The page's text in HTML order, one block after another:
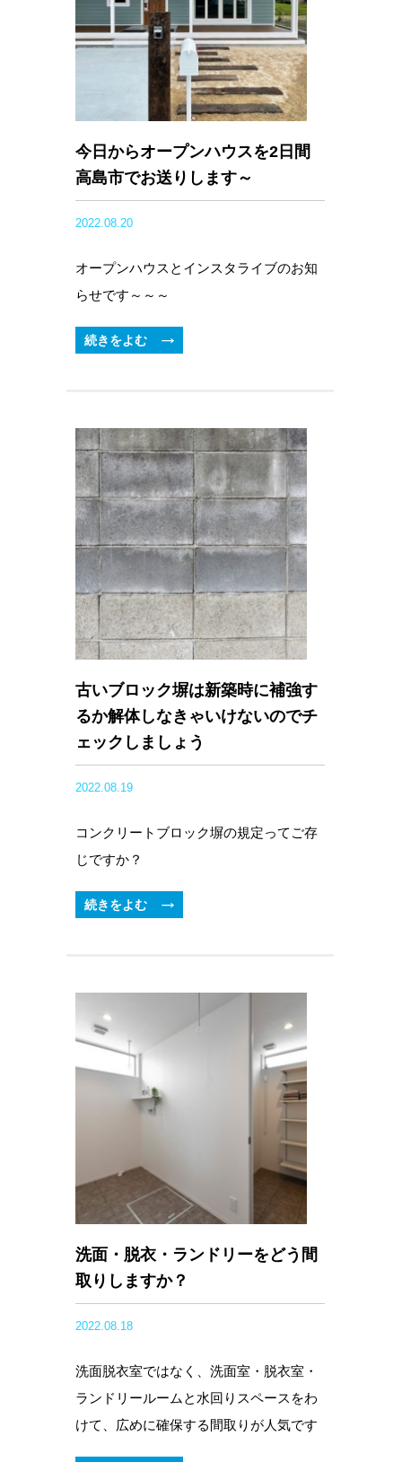
今日からオープンハウスを2日間
高島市でお送りします～
2022.08.20
オープンハウスとインスタライブのお知
らせです～～～
続きをよむ
古いブロック塀は新築時に補強す
るか解体しなきゃいけないのでチ
ェックしましょう
2022.08.19
コンクリートブロック塀の規定ってご存
じですか？
続きをよむ
洗面・脱衣・ランドリーをどう間
取りしますか？
2022.08.18
洗面脱衣室ではなく、洗面室・脱衣室・
ランドリールームと水回りスペースをわ
けて、広めに確保する間取りが人気です